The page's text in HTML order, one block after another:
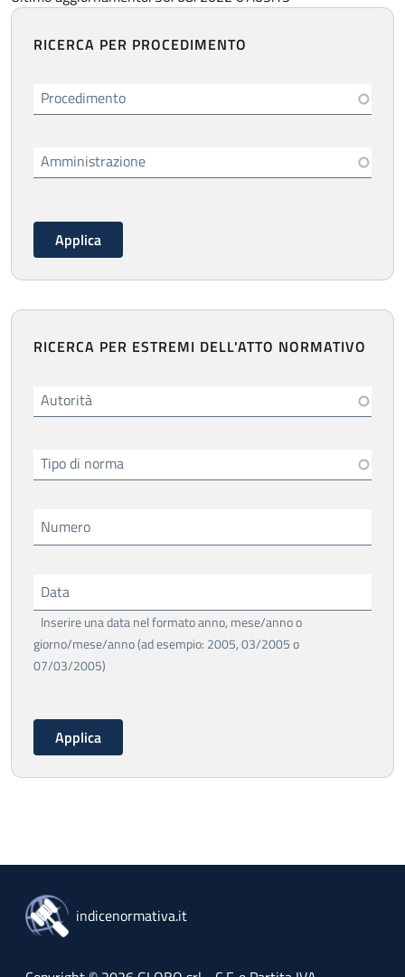
RICERCA PER PROCEDIMENTO
Procedimento
Amministrazione
RICERCA PER ESTREMI DELL'ATTO NORMATIVO
Autorità
Tipo di norma
Numero
Data
Inserire una data nel formato anno, mese/anno o
giorno/mese/anno (ad esempio: 2005, 03/2005 o
07/03/2005)
indicenormativa.it